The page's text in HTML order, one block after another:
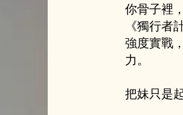
你骨子裡
《獨行者
強度實戰
力。
把妹只是